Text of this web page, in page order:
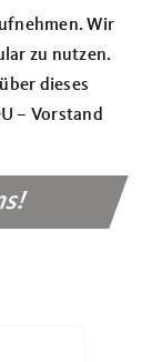
Wir
zu nutzen.
dieses
– Vorstand